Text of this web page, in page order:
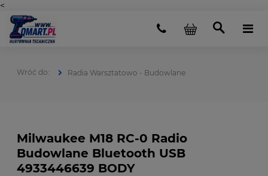
<
Radia Warsztatowo - Budowlane
Milwaukee M18 RC-0 Radio
Budowlane Bluetooth USB
4933446639 BODY